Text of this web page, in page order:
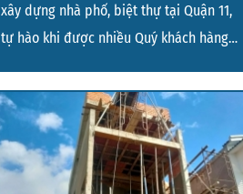
xây dựng nhà phố, biệt thự tại Quận 11,
tự hào khi được nhiều Quý khách hàng